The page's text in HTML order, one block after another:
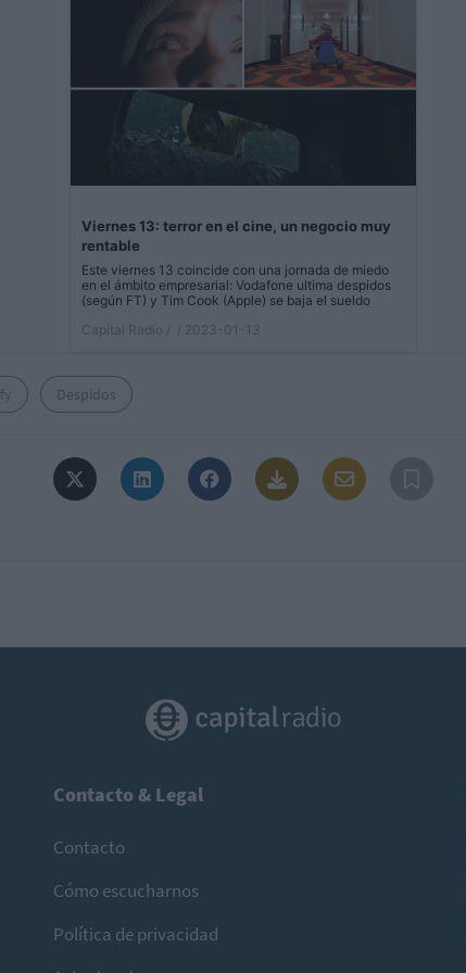
Viernes 13: terror en el cine, un negocio muy
rentable
Este viernes 13 coincide con una jornada de miedo
en el ámbito empresarial: Vodafone ultima despidos
(según FT) y Tim Cook (Apple) se baja el sueldo
Capital Radio /
/ 2023-01-13
Despidos
Contacto & Legal
Contacto
Cómo escucharnos
Política de privacidad